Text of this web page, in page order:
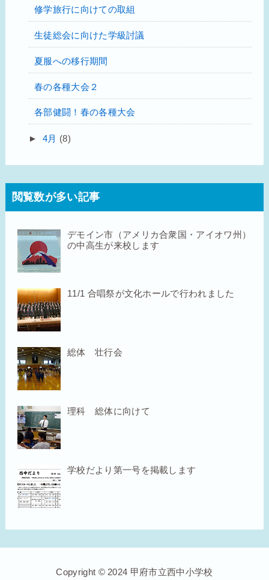
修学旅行に向けての取組
生徒総会に向けた学級討議
夏服への移行期間
春の各種大会２
各部健闘！春の各種大会
► 4月 (8)
閲覧数が多い記事
デモイン市（アメリカ合衆国・アイオワ州）
の中高生が来校します
11/1 合唱祭が文化ホールで行われました
総体 壮行会
理科 総体に向けて
学校だより第一号を掲載します
Copyright © 2024 甲府市立西中小学校